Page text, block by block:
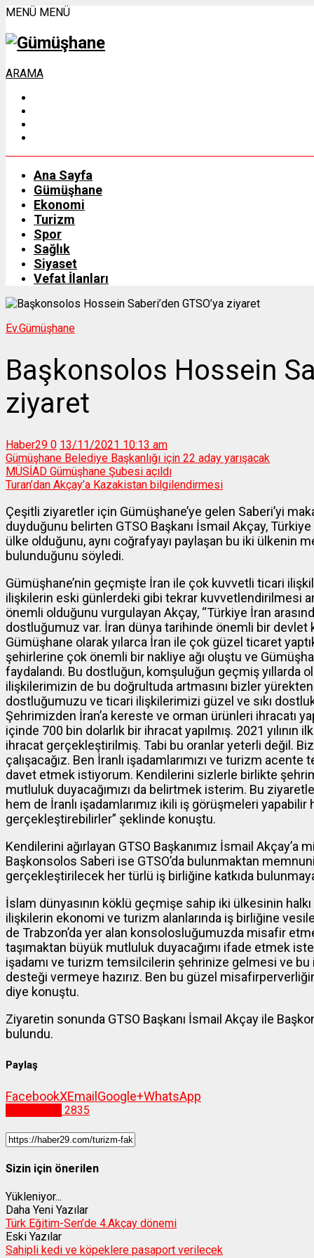
MENÜ MENÜ
ARAMA
Ana Sayfa
Gümüşhane
Ekonomi
Turizm
Spor
Sağlık
Siyaset
Vefat İlanları
Ev.Gümüşhane
Başkonsolos Hossein
ziyaret
Haber29 0 13/11/2021 10:13 am
Gümüşhane Belediye Başkanlığı için 22 aday yarışacak
MÜSİAD Gümüşhane Şubesi açıldı
Turan’dan Akçay’a Kazakistan bilgilendirmesi
Çeşitli ziyaretler için Gümüşhane’ye gelen Saberi’yi
duyduğunu belirten GTSO Başkanı İsmail Akçay,
ülke olduğunu, aynı coğrafyayı paylaşan bu iki ülkenin
bulunduğunu söyledi.
Gümüşhane’nin geçmişte İran ile çok kuvvetli ticari
ilişkilerin eski günlerdeki gibi tekrar kuvvetlendirilmesi
önemli olduğunu vurgulayan Akçay, “Türkiye İran
dostluğumuz var. İran dünya tarihinde önemli bir
Gümüşhane olarak yılarca İran ile çok güzel ticaret
şehirlerine çok önemli bir nakliye ağı oluştu ve
faydalandı. Bu dostluğun, komşuluğun geçmiş yıllarda
ilişkilerimizin de bu doğrultuda artmasını bizler
dostluğumuzu ve ticari ilişkilerimizi güzel ve sıkı
Şehrimizden İran’a kereste ve orman ürünleri ihracatı
içinde 700 bin dolarlık bir ihracat yapılmış. 2021 yılının
ihracat gerçekleştirilmiş. Tabi bu oranlar yeterli değil.
çalışacağız. Ben İranlı işadamlarımızı ve turizm
davet etmek istiyorum. Kendilerini sizlerle birlikte
mutluluk duyacağımızı da belirtmek isterim. Bu
hem de İranlı işadamlarımız ikili iş görüşmeleri
gerçekleştirebilirler” şeklinde konuştu.
Kendilerini ağırlayan GTSO Başkanımız İsmail
Başkonsolos Saberi ise GTSO’da bulunmaktan
gerçekleştirilecek her türlü iş birliğine katkıda
İslam dünyasının köklü geçmişe sahip iki ülkesinin
ilişkilerin ekonomi ve turizm alanlarında iş birliğine
de Trabzon’da yer alan konsolosluğumuzda misafir
taşımaktan büyük mutluluk duyacağımı ifade etmek
işadamı ve turizm temsilcilerin şehrinize gelmesi ve bu
desteği vermeye hazırız. Ben bu güzel
diye konuştu.
Ziyaretin sonunda GTSO Başkanı İsmail Akçay ile
bulundu.
Paylaş
FacebookXEmail Google+WhatsApp
2835
Sizin için önerilen
Yükleniyor...
Daha Yeni Yazılar
Türk Eğitim-Sen’de 4.Akçay dönemi
Eski Yazılar
Sahipli kedi ve köpeklere pasaport verilecek